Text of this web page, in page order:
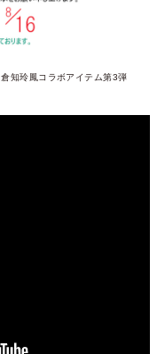
倉知玲鳳コラボアイテム第3弾